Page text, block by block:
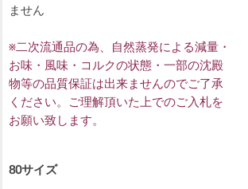
ません
※二次流通品の為、自然蒸発による減量・
お味・風味・コルクの状態・一部の沈殿
物等の品質保証は出来ませんのでご了承
ください。ご理解頂いた上でのご入札を
お願い致します。
80サイズ